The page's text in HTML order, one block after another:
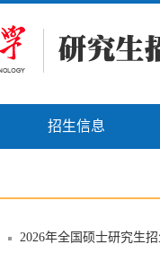
招生信息
2026年全国硕士研究生